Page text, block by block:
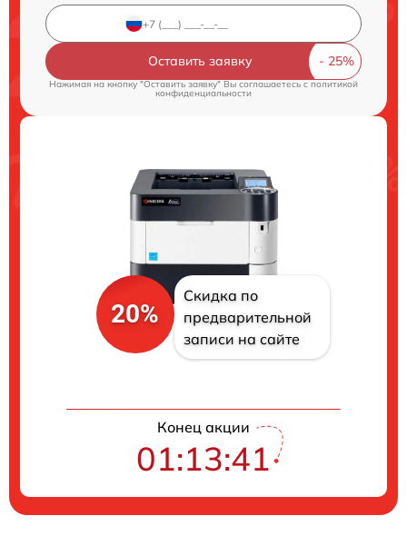
Оставить заявку
Нажимая на кнопку "Оставить заявку" Вы соглашаетесь cполитикой
конфиденциальности
20%
Скидка по
предварительной
записи на сайте
Конец акции
01:13:41